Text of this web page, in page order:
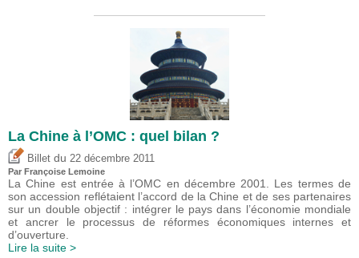
La Chine à l’OMC : quel bilan ?
Billet du 22 décembre 2011
Par Françoise Lemoine
La Chine est entrée à l’OMC en décembre 2001. Les termes de
son accession reflétaient l’accord de la Chine et de ses partenaires
sur un double objectif : intégrer le pays dans l’économie mondiale
et ancrer le processus de réformes économiques internes et
d’ouverture.
Lire la suite >